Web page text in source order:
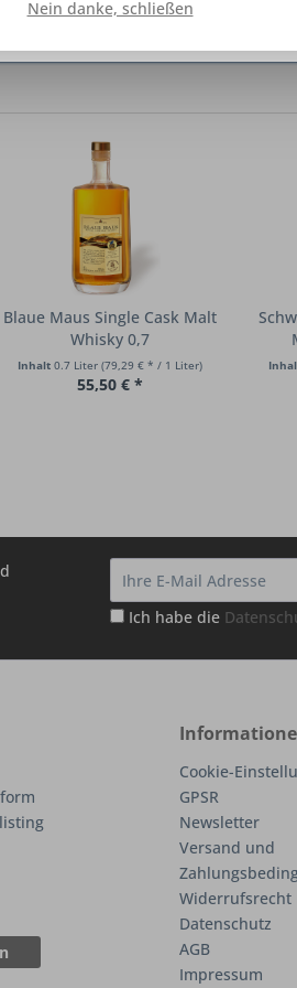
Blaue Maus Single Cask Malt
Whisky 0,7
Inhalt 0.7 Liter (79,29 € * / 1 Liter)
55,50 € *
Ich habe die
Cookie-
GPSR
Newsletter
Versand und
Widerrufsrecht
Datenschutz
AGB
Impressum
Nein danke, schließen
Konfigurieren Alle akzeptieren